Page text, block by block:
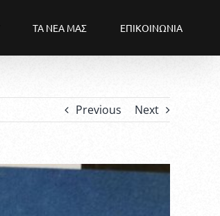
ΤΑ ΝΕΑ ΜΑΣ ΕΠΙΚΟΙΝΩΝΙΑ
Previous Next